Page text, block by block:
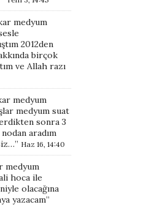
medyum
2012den
birçok
ve Allah razı
medyum
medyum suat
sonra 3
aradım
” Haz 16, 14:40
medyum
hoca ile
olacağına
yazacam”